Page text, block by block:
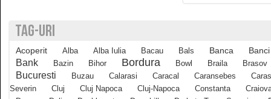
Buzau
Calarasi
TAG-URI
Acoperit Alba Alba Iulia Bacau Bals Banca Banci
Bank Bazin Bihor Bordura Bowl Braila Brasov
Bucuresti Buzau Calarasi Caracal Caransebes
Severin
Cluj Cluj Napoca Cluj-Napoca Constanta